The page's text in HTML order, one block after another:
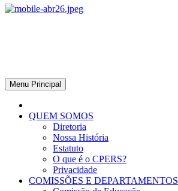
Menu Principal
QUEM SOMOS
Diretoria
Nossa História
Estatuto
O que é o CPERS?
Privacidade
COMISSÕES E DEPARTAMENTOS